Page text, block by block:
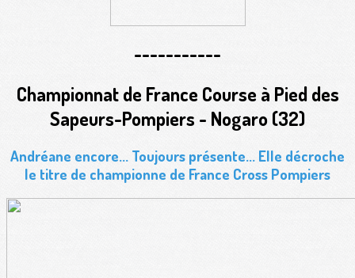
-----------
Championnat de France Course à Pied des
Sapeurs-Pompiers - Nogaro (32)
Andréane encore... Toujours présente... Elle décroche
le titre de championne de France Cross Pompiers